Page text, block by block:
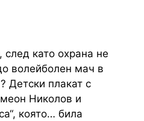
след като охрана не
волейболен мач в
Детски плакат с
Николов и
която… била